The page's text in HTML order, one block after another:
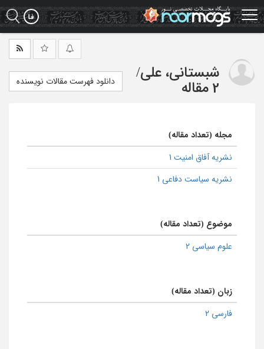
Skip
to
main
شبستانی، علی/
2 مقاله
دانلود فهرست مقالات نویسنده
مجله (تعداد مقاله)
نشریه آفاق امنیت 1
نشریه سیاست دفاعی 1
موضوع (تعداد مقاله)
علوم سیاسی 2
زبان (تعداد مقاله)
فارسی 2